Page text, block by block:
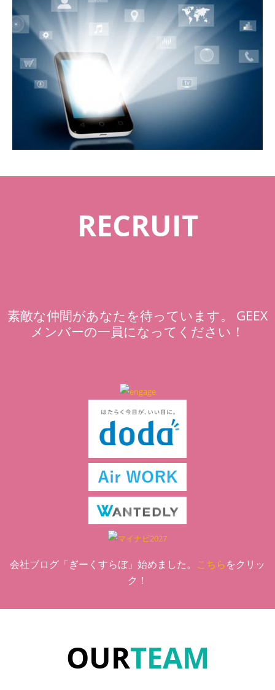
RECRUIT
素敵な仲間があなたを待っています。 GEEX
メンバーの一員になってください！
会社ブログ「ぎーくすらぼ」始めました。 こちらをクリッ
ク！
OURTEAM